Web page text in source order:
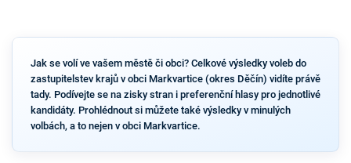
Jak se volí ve vašem městě či obci? Celkové výsledky voleb do
zastupitelstev krajů v obci Markvartice (okres Děčín) vidíte právě
tady. Podívejte se na zisky stran i preferenční hlasy pro jednotlivé
kandidáty. Prohlédnout si můžete také výsledky v minulých
volbách, a to nejen v obci Markvartice.